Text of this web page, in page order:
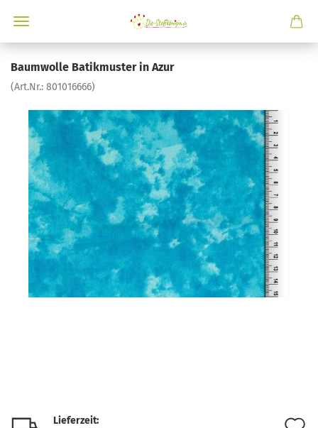
Baumwolle Batikmuster in Azur
(Art.Nr.: 801016666)
Lieferzeit: